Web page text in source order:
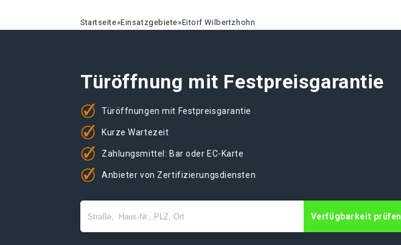
Startseite»Einsatzgebiete»Eitorf Wilbertzhohn
Türöffnung mit Festpreisgarantie
Türöffnungen mit Festpreisgarantie
Kurze Wartezeit
Zahlungsmittel: Bar oder EC-Karte
Anbieter von Zertifizierungsdiensten
Verfügbarkeit prüfen